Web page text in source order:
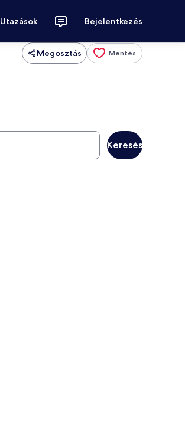
Utazások Bejelentkezés
Megosztás Mentés
Keresés